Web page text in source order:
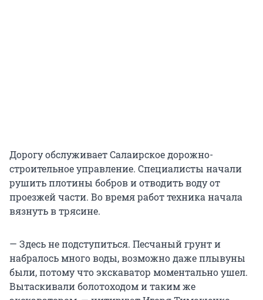
Дорогу обслуживает Салаирское дорожно-
строительное управление. Специалисты начали
рушить плотины бобров и отводить воду от
проезжей части. Во время работ техника начала
вязнуть в трясине.
— Здесь не подступиться. Песчаный грунт и
набралось много воды, возможно даже плывуны
были, потому что экскаватор моментально ушел.
Вытаскивали болотоходом и таким же